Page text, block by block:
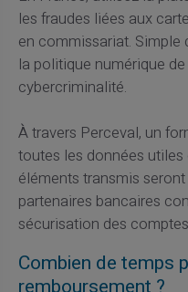
les fraudes liées aux
en commissariat. Simple
la politique numérique
cybercriminalité.
À travers Perceval, un
toutes les données
éléments transmis
partenaires bancaires
sécurisation des
Combien de temps